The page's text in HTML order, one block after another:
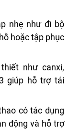
nhẹ như đi bộ
hoặc tập phục
như canxi,
giúp hỗ trợ tái
có tác dụng
động và hỗ trợ